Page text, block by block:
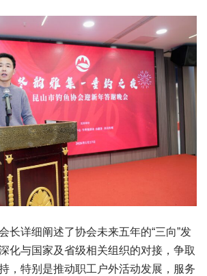
长详细阐述了协会未来五年的“三向”发
深化与国家及省级相关组织的对接，争取
，特别是推动职工户外活动发展，服务